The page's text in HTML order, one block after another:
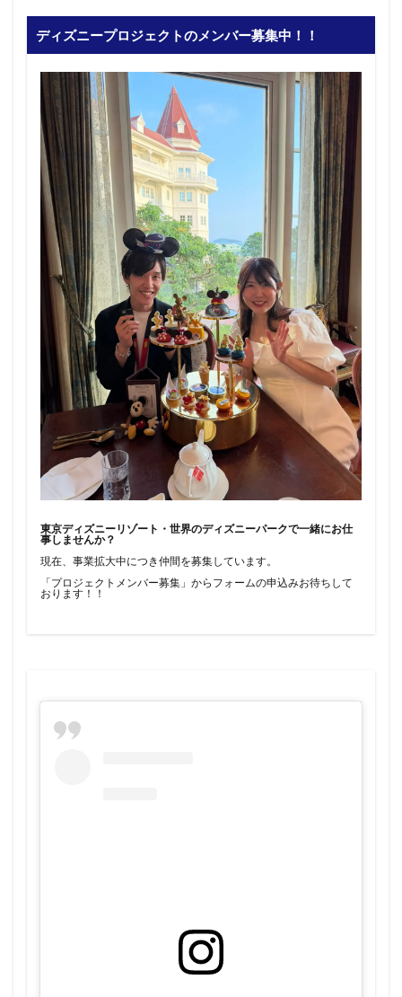
ディズニープロジェクトのメンバー募集中！！
東京ディズニーリゾート・世界のディズニーパークで一緒にお仕
事しませんか？
現在、事業拡大中につき仲間を募集しています。
「プロジェクトメンバー募集」からフォームの申込みお待ちして
おります！！